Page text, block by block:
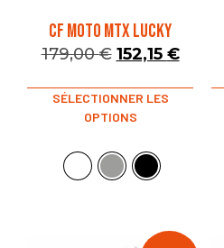
CF MOTO MTX LUCKY
179,00€ 152,15 €
SÉLECTIONNER LES
OPTIONS